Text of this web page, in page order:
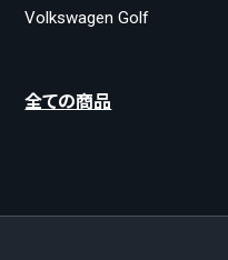
Volkswagen Golf
全ての商品